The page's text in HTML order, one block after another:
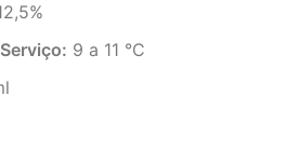
9 a 11 °C